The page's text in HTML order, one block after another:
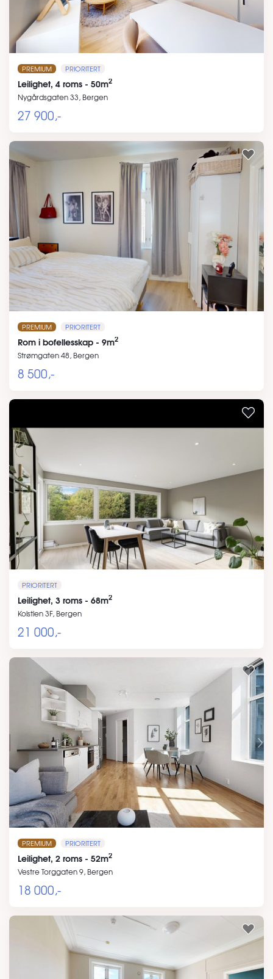
PREMIUM PRIORITERT
Leilighet, 4 roms - 50m2
Nygårdsgaten 33, Bergen
27 900,-
PREMIUM PRIORITERT
Rom i bofellesskap - 9m2
Strømgaten 48, Bergen
8 500,-
PRIORITERT
Leilighet, 3 roms - 68m2
Kolstien 3F, Bergen
21 000,-
PREMIUM PRIORITERT
Leilighet, 2 roms - 52m2
Vestre Torggaten 9, Bergen
18 000,-